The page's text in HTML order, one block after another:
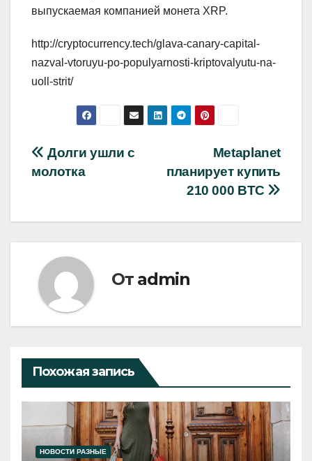
выпускаемая компанией монета XRP.
http://cryptocurrency.tech/glava-canary-capital-
nazval-vtoruyu-po-populyarnosti-kriptovalyutu-na-
uoll-strit/
Навигация
записям
Metaplanet
планирует купить
210 000 BTC
Долги ушли с
молотка
От admin
Похожая запись
НОВОСТИ РАЗНЫЕ